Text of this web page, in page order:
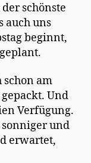
schönste
auch uns
beginnt,
am
Und
Verfügung.
und
erwartet,